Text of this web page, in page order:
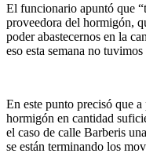
El funcionario apuntó que
proveedora del hormigón,
poder abastecernos en la
eso esta semana no
En este punto precisó que
hormigón en cantidad
el caso de calle Barberis
se están terminando los